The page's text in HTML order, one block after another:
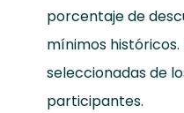
porcentaje de
mínimos
seleccionadas de
participantes.